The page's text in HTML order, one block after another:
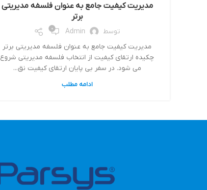
مديريت كيفيت جامع به عنوان فلسفه مديريتي
برتر
توسط Admin
0
مديريت كيفيت جامع به عنوان فلسفه مديريتي برتر
چكيده ارتقاي كيفيت از انتخاب فلسفه مديريتي شروع
مي شود. در سفر بي پايان ارتقاي كيفيت نق...
ادامه مطلب